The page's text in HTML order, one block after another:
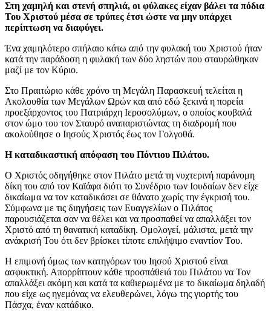
Στη χαμηλή και στενή σπηλιά, οι φύλακες είχαν βάλει τα πόδια
Του Χριστού μέσα σε τρύπες έτσι ώστε να μην υπάρχει
περίπτωση να διαφύγει.
Ένα χαμηλότερο σπήλαιο κάτω από την φυλακή του Χριστού ήταν
κατά την παράδοση η φυλακή των δύο ληστών που σταυρώθηκαν
μαζί με τον Κύριο.
Στο Πραιτώριο κάθε χρόνο τη Μεγάλη Παρασκευή τελείται η
Ακολουθία των Μεγάλων Ωρών και από εδώ ξεκινά η πορεία
προεξάρχοντος του Πατριάρχη Ιεροσολύμων, ο οποίος κουβαλά
στον ώμο του τον Σταυρό αναπαριστώντας τη διαδρομή που
ακολούθησε ο Ιησούς Χριστός έως τον Γολγοθά.
Η καταδικαστική απόφαση του Πόντιου Πιλάτου.
Ο Χριστός οδηγήθηκε στον Πιλάτο μετά τη νυχτερινή παράνομη
δίκη του από τον Καϊάφα διότι το Συνέδριο των Ιουδαίων δεν είχε
δικαίωμα να τον καταδικάσει σε θάνατο χωρίς την έγκρισή του.
Σύμφωνα με τις διηγήσεις των Ευαγγελίων ο Πιλάτος
παρουσιάζεται σαν να θέλει και να προσπαθεί να απαλλάξει τον
Χριστό από τη θανατική καταδίκη. Ομολογεί, μάλιστα, μετά την
ανάκρισή Του ότι δεν βρίσκει τίποτε επιλήψιμο εναντίον Του.
Η επιμονή όμως των κατηγόρων του Ιησού Χριστού είναι
ασφυκτική. Απορρίπτουν κάθε προσπάθειά του Πιλάτου να Τον
απαλλάξει ακόμη και κατά τα καθιερωμένα με το δικαίωμα δηλαδή
που είχε ως ηγεμόνας να ελευθερώνει, λόγω της γιορτής του
Πάσχα, έναν κατάδικο.